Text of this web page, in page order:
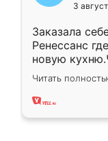
3
Заказала
Ренессанс
новую
вполне
два года,
Читать